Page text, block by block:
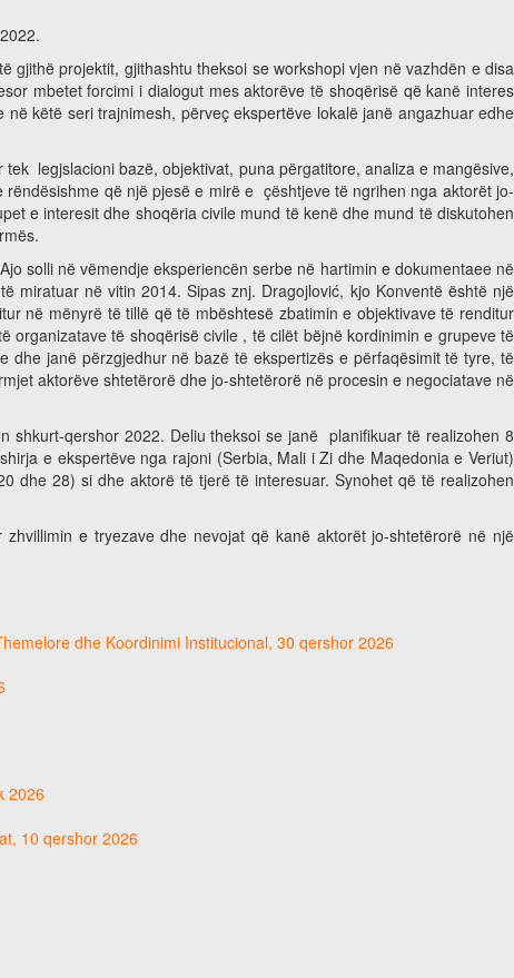
projektit, gjithashtu theksoi se workshopi vjen në vazhdën e disa
mbetet forcimi i dialogut mes aktorëve të shoqërisë që kanë interes
këtë seri trajnimesh, përveç ekspertëve lokalë janë angazhuar edhe
legjslacioni bazë, objektivat, puna përgatitore, analiza e mangësive,
që një pjesë e mirë e çështjeve të ngrihen nga aktorët jo-
e interesit dhe shoqëria civile mund të kenë dhe mund të diskutohen
solli në vëmendje eksperiencën serbe në hartimin e dokumentaee në
miratuar në vitin 2014. Sipas znj. Dragojlović, kjo Konventë është një
në mënyrë të tillë që të mbështesë zbatimin e objektivave të renditur
organizatave të shoqërisë civile , të cilët bëjnë kordinimin e grupeve të
janë përzgjedhur në bazë të ekspertizës e përfaqësimit të tyre, të
aktorëve shtetërorë dhe jo-shtetërorë në procesin e negociatave në
shkurt-qershor 2022. Deliu theksoi se janë planifikuar të realizohen 8
e ekspertëve nga rajoni (Serbia, Mali i Zi dhe Maqedonia e Veriut)
dhe 28) si dhe aktorë të tjerë të interesuar. Synohet që të realizohen
e tryezave dhe nevojat që kanë aktorët jo-shtetërorë në një
dhe Koordinimi Institucional, 30 qershor 2026
2026
10 qershor 2026